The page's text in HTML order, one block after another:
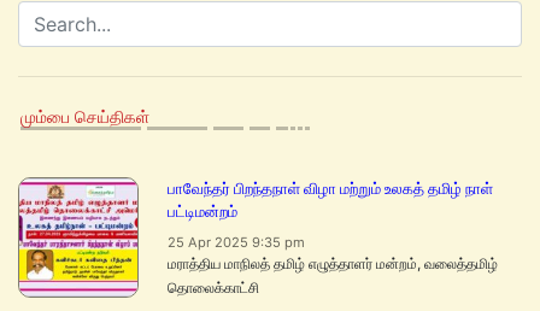
மும்பை செய்திகள்
பாவேந்தர் பிறந்தநாள் விழா மற்றும் உலகத் தமிழ் நாள்
பட்டிமன்றம்
25 Apr 2025 9:35 pm
மராத்திய மாநிலத் தமிழ் எழுத்தாளர் மன்றம், வலைத்தமிழ்
தொலைக்காட்சி